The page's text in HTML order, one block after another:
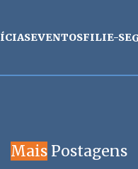
EVENTOSFILIE-SE
Mais Postagens